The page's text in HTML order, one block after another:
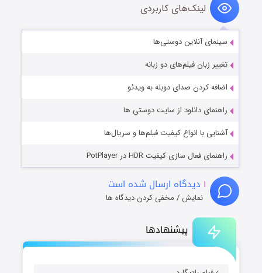
پیشنهادها
لینک‌های کاربردی
سینمای آنلاین دوستی‌ها
تغییر زبان فیلم‌های دو زبانه
اضافه کردن صدای دوبله به ویدئو
راهنمای دانلود از سایت دوستی ها
آشنایی با انواع کیفیت فیلم‌ها و سریال‌ها
راهنمای فعال سازی کیفیت HDR در PotPlayer
۱ دیدگاه ارسال شده است
نمایش / مخفی کردن دیدگاه ها